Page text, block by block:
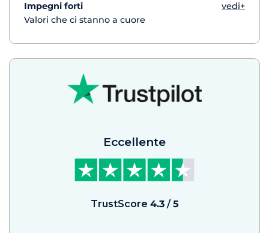
Impegni forti
vedi+
Valori che ci stanno a cuore
Eccellente
TrustScore 4.3/5